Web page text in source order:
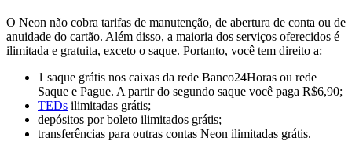
O Neon não cobra tarifas de manutenção, de abertura de conta ou de
anuidade do cartão. Além disso, a maioria dos serviços oferecidos é
ilimitada e gratuita, exceto o saque. Portanto, você tem direito a:
1 saque grátis nos caixas da rede Banco24Horas ou rede
Saque e Pague. A partir do segundo saque você paga R$6,90;
TEDs ilimitadas grátis;
depósitos por boleto ilimitados grátis;
transferências para outras contas Neon ilimitadas grátis.